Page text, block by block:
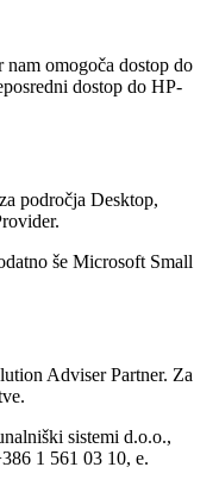
omogoča dostop do
dostop do HP-
področja Desktop,
še Microsoft Small
Adviser Partner. Za
sistemi d.o.o.,
1 561 03 10, e.